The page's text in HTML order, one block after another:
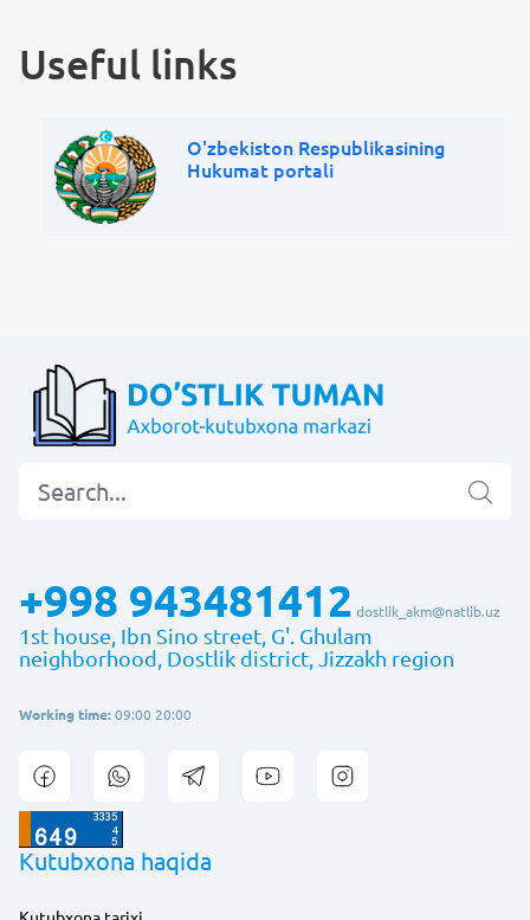
Useful links
O'zbekiston Respublikasining
Hukumat portali
+998 943481412 dostlik_akm@natlib.uz
1st house, Ibn Sino street, G'. Ghulam
neighborhood, Dostlik district, Jizzakh region
Working time:09:00 20:00
Kutubxona haqida